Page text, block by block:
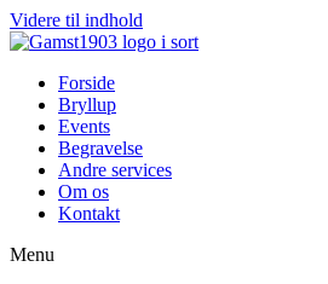
Videre til indhold
Forside
Bryllup
Events
Begravelse
Andre services
Om os
Kontakt
Menu